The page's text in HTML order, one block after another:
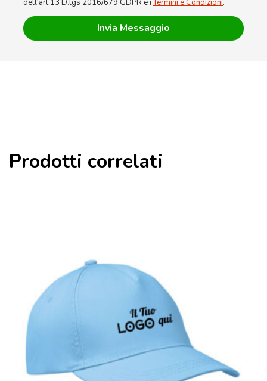
dell'art.13 D.lgs 2016/679 GDPR e iTermini e Condizioni.
Prodotti correlati